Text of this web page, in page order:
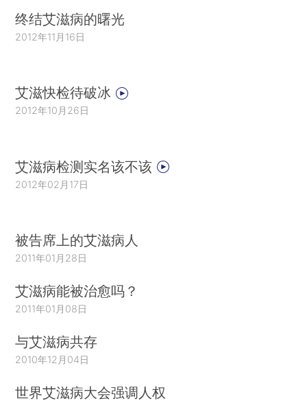
终结艾滋病的曙光
2012年11月16日
艾滋快检待破冰
2012年10月26日
艾滋病检测实名该不该
2012年02月17日
被告席上的艾滋病人
2011年01月28日
艾滋病能被治愈吗？
2011年01月08日
与艾滋病共存
2010年12月04日
世界艾滋病大会强调人权